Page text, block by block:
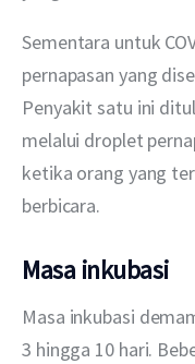
Sementara untuk
pernapasan yang
Penyakit satu ini
melalui droplet
ketika orang yang
berbicara.
Masa inkubasi
Masa inkubasi
3 hingga 10 hari.